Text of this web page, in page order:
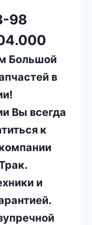
98
Большой
в
Вы всегда
к
и